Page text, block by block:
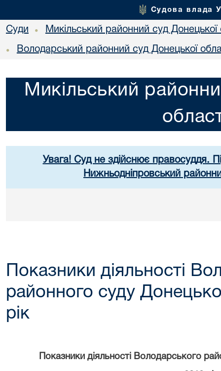
Судова влада
Суди • Микільський районний суд Донецької
• Володарський районний суд Донецької
Микільський
Увага! Суд не здійснює правосуддя.
Нижньодніпровський
Показники діяльності
районного суду
рік
Показники діяльності Володарського